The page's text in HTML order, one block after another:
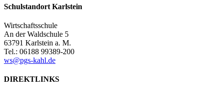
Schulstandort Karlstein
Wirtschaftsschule
An der Waldschule 5
63791 Karlstein a. M.
Tel.: 06188 99389-200
ws@pgs-kahl.de
DIREKTLINKS